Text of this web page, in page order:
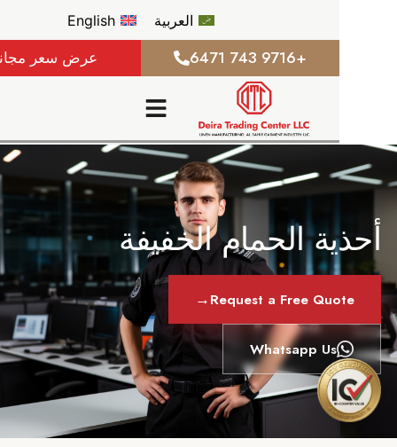
العربية English
عرض سعر مجاني
الحمام الخفيفة
Request a Free
→
Whatsapp Us